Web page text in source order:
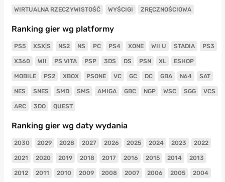
WIRTUALNA RZECZYWISTOŚĆ WYŚCIGI ZRĘCZNOŚCIOWA
Ranking gier wg platformy
PS5 XSX|S NS2 NS PC PS4 XONE WII U STADIA PS3
X360 WII PS VITA PSP 3DS DS PSN XL ESHOP
MOBILE PS2 XBOX PSONE VC GC DC GBA N64 SAT
NES SNES SMD SMS AMIGA GBC NGP WSC SGG VCS
ARC 3DO QUEST
Ranking gier wg daty wydania
2030 2029 2028 2027 2026 2025 2024 2023 2022
2021 2020 2019 2018 2017 2016 2015 2014 2013
2012 2011 2010 2009 2008 2007 2006 2005 2004